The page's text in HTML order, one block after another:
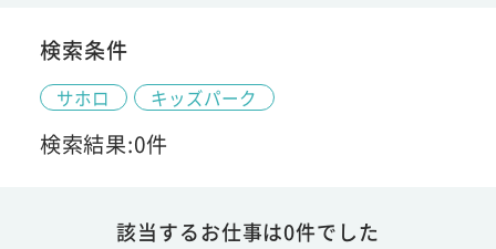
検索条件
サホロ キッズパーク
検索結果:0件
該当するお仕事は0件でした